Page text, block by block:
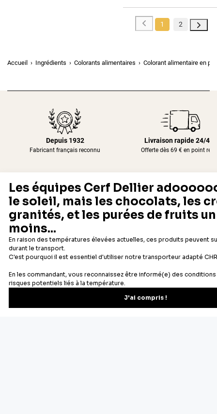
1 2
Accueil Ingrédients Colorants alimentaires Colorant alimentaire en
Depuis 1932
Fabricant français reconnu
Livraison rapide 24/48h
Offerte dès 69 € en point
Newsletter
Recevez les recettes, astuces et offres spéciales.
S'inscrire
Vous pourrez vous désinscrire depuis votre espace client.